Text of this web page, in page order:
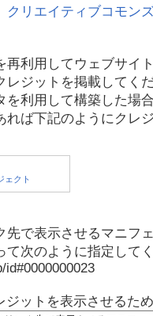
クリエイティブコモン
利用してウェブサイ
ジットを掲載してくだ
を利用して構築した場
ば下記のようにクレ
で表示させるマニフ
次のように指定してく
id#0000000023
ットを表示させるた